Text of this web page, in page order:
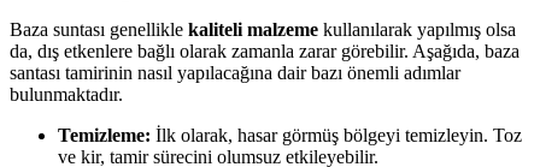
Baza suntası genellikle kaliteli malzeme kullanılarak yapılmış olsa
da, dış etkenlere bağlı olarak zamanla zarar görebilir. Aşağıda, baza
santası tamirinin nasıl yapılacağına dair bazı önemli adımlar
bulunmaktadır.
Temizleme: İlk olarak, hasar görmüş bölgeyi temizleyin. Toz
ve kir, tamir sürecini olumsuz etkileyebilir.